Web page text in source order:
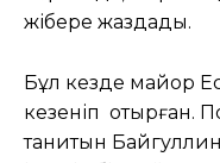
жібере жаздады.
Бұл кезде майор
кезеніп отырған.
танитын